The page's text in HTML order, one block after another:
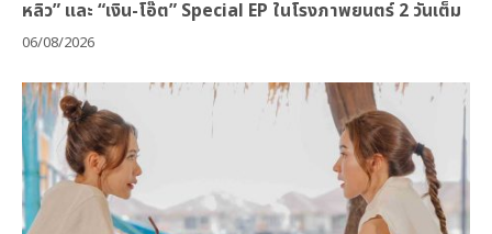
หลิว” และ “เงิน-โอ๊ต” Special EP ในโรงภาพยนตร์ 2 วันเต็ม
06/08/2026